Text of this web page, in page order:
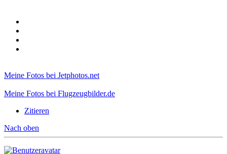
Meine Fotos bei Jetphotos.net
Meine Fotos bei Flugzeugbilder.de
Zitieren
Nach oben